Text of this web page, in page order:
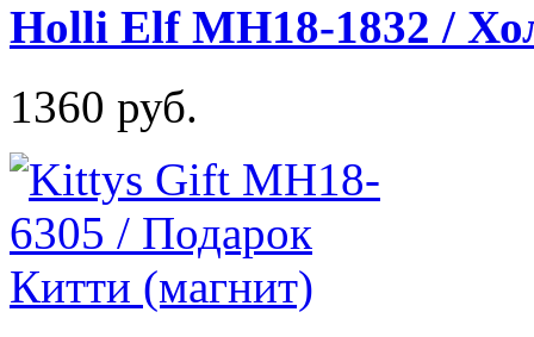
Holli Elf MH18-1832 /
1360 руб.